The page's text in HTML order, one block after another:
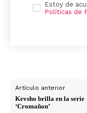
Estoy de
Políticas de
Artículo anterior
Kevsho brilla en la serie
‘Cromañon’